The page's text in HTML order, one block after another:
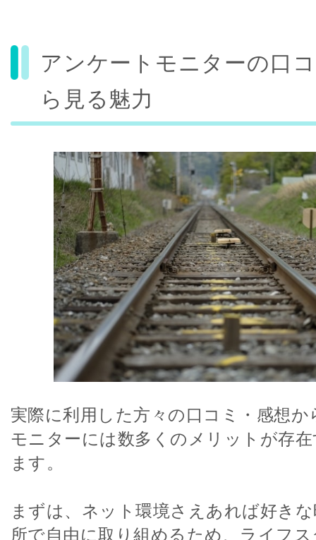
アンケートモニターの口
ら見る魅力
実際に利用した方々の口コミ・感想
モニターには数多くのメリットが存
ます。
まずは、ネット環境さえあれば好き
所で自由に取り組めるため、ライフ